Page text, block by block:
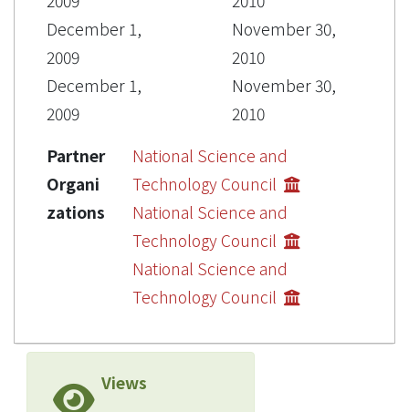
December 1,
2009
December 1,
2009
November 30,
2010
November 30,
2010
Partner
Organi
zations
National Science and
Technology Council
National Science and
Technology Council
National Science and
Technology Council
Views